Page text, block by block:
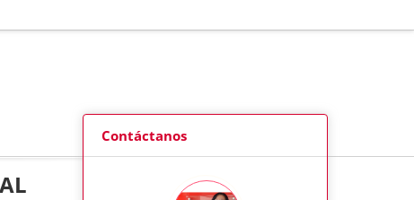
Contáctanos